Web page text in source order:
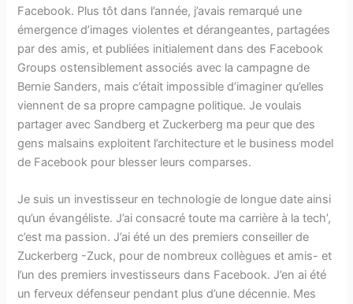
Facebook. Plus tôt dans l’année, j’avais remarqué une
émergence d’images violentes et dérangeantes, partagées
par des amis, et publiées initialement dans des Facebook
Groups ostensiblement associés avec la campagne de
Bernie Sanders, mais c’était impossible d’imaginer qu’elles
viennent de sa propre campagne politique. Je voulais
partager avec Sandberg et Zuckerberg ma peur que des
gens malsains exploitent l’architecture et le business model
de Facebook pour blesser leurs comparses.
Je suis un investisseur en technologie de longue date ainsi
qu’un évangéliste. J’ai consacré toute ma carrière à la tech’,
c’est ma passion. J’ai été un des premiers conseiller de
Zuckerberg -Zuck, pour de nombreux collègues et amis- et
l’un des premiers investisseurs dans Facebook. J’en ai été
un ferveux défenseur pendant plus d’une décennie. Mes